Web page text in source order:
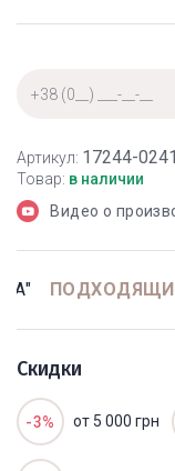
Артикул: 17244-
Товар: в наличии
Видео о
Скидки
-3% от 5 000 грн